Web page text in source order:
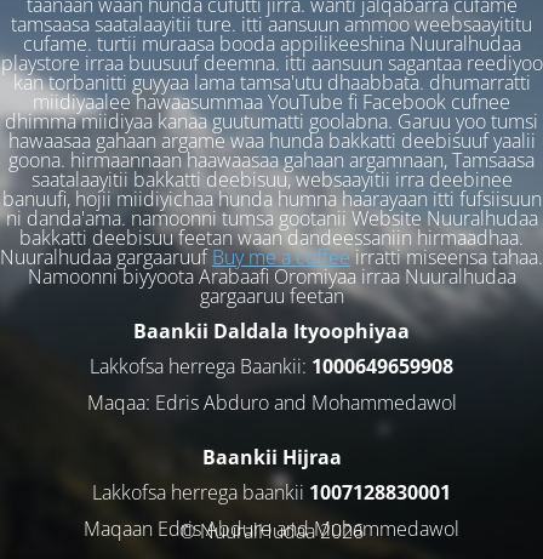
tamsaasa saatalaayitii ture. itti aansuun ammoo weebsaayititu
cufame. turtii muraasa booda appilikeeshina Nuuralhudaa
playstore irraa buusuuf deemna. itti aansuun sagantaa reediyoo
kan torbanitti guyyaa lama tamsa'utu dhaabbata. dhumarratti
miidiyaalee hawaasummaa YouTube fi Facebook cufnee
dhimma miidiyaa kanaa guutumatti goolabna. Garuu yoo tumsi
hawaasaa gahaan argame waa hunda bakkatti deebisuuf yaalii
goona. hirmaannaan haawaasaa gahaan argamnaan, Tamsaasa
saatalaayitii bakkatti deebisuu, websaayitii irra deebinee
banuufi, hojii miidiyichaa hunda humna haarayaan itti fufsiisuun
ni danda'ama. namoonni tumsa gootanii Website Nuuralhudaa
bakkatti deebisuu feetan waan dandeessaniin hirmaadhaa.
Nuuralhudaa gargaaruufBuy me a coffeeirratti miseensa tahaa.
Namoonni biyyoota Arabaafi Oromiyaa irraa Nuuralhudaa
gargaaruu feetan
Baankii Daldala Ityoophiyaa
Lakkofsa herrega Baankii: 1000649659908
Maqaa: Edris Abduro and Mohammedawol
Baankii Hijraa
Lakkofsa herrega baankii 1007128830001
Maqaan Edris Abduro and Muhammedawol
© NuuralHudaa 2026